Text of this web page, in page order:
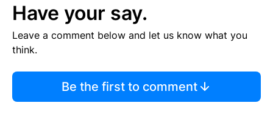
Have your say.
Leave a comment below and let us know what you
think.
Be the first to comment